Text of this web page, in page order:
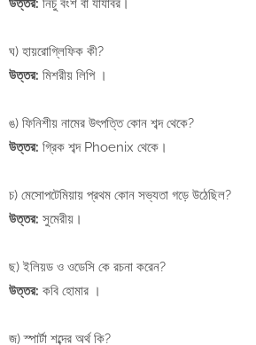
উত্তর: নিচু বংশ বা যাযাবর।
ঘ) হায়রোগ্লিফিক কী?
উত্তর: মিশরীয় লিপি ।
ঙ) ফিনিশীয় নামের উৎপত্তি কোন শব্দ থেকে?
উত্তর: গ্রিক শব্দ Phoenix থেকে।
চ) মেসোপটেমিয়ায় প্রথম কোন সভ্যতা গড়ে উঠেছিল?
উত্তর: সুমেরীয়।
ছ) ইলিয়ড ও ওডেসি কে রচনা করেন?
উত্তর: কবি হোমার ।
জ) স্পার্টা শব্দের অর্থ কি?